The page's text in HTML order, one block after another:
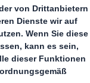
auf
Fasern in
Festigkeit,
zu optimieren.